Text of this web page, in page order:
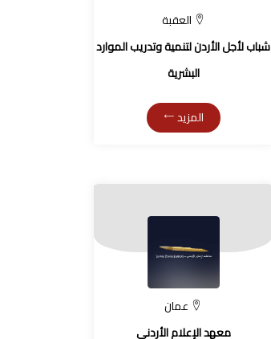
العقبة
شباب لأجل الأردن لتنمية وتدريب الموارد
البشرية
المزيد
عمان
معهد الإعلام الأردني